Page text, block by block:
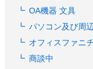
OA機器 文具
パソコン及び周
オフィスファニ
商談中